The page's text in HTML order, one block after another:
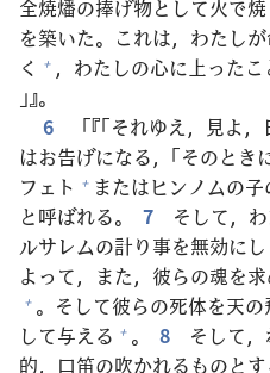
全焼燔の捧げ物として火で焼
を築いた。これは，わたしが
く + ，わたしの心に 上った
」』。
6
「『「それゆえ， 見よ，
はお告げになる，「そのとき
フェト + またはヒンノムの子
と呼ばれる。 7 そして，
ルサレムの計り事を無効にし
よって，また， 彼らの魂を求
+ 。そして彼らの死体を天の
して与える + 。 8 そして
的， 口笛の吹かれるものとす